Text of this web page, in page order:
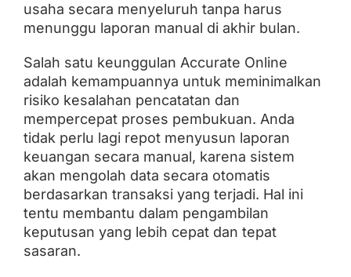
usaha secara menyeluruh tanpa harus
menunggu laporan manual di akhir bulan.
Salah satu keunggulan Accurate Online
adalah kemampuannya untuk meminimalkan
risiko kesalahan pencatatan dan
mempercepat proses pembukuan. Anda
tidak perlu lagi repot menyusun laporan
keuangan secara manual, karena sistem
akan mengolah data secara otomatis
berdasarkan transaksi yang terjadi. Hal ini
tentu membantu dalam pengambilan
keputusan yang lebih cepat dan tepat
sasaran.